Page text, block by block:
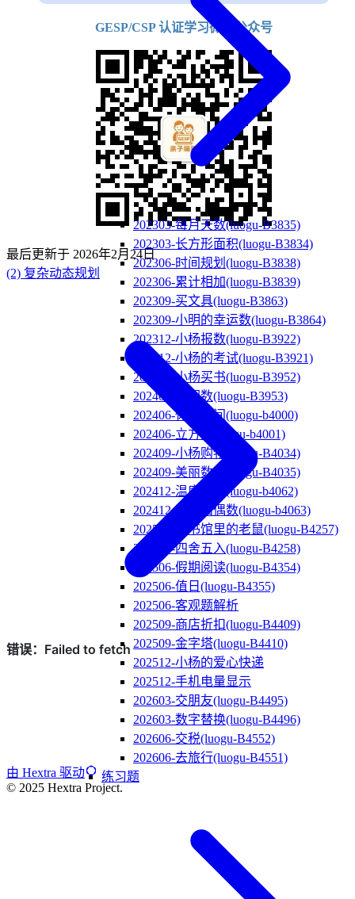
202303-每月天数(luogu-B3835)
202303-长方形面积(luogu-B3834)
202306-时间规划(luogu-B3838)
202306-累计相加(luogu-B3839)
202309-买文具(luogu-B3863)
202309-小明的幸运数(luogu-B3864)
202312-小杨报数(luogu-B3922)
202312-小杨的考试(luogu-B3921)
202403-小杨买书(luogu-B3952)
202403-找因数(luogu-B3953)
202406-休息时间(luogu-b4000)
202406-立方数(luogu-b4001)
202409-小杨购物(luogu-B4034)
202409-美丽数字(luogu-B4035)
202412-温度转换(luogu-b4062)
202412-奇数和偶数(luogu-b4063)
202503-图书馆里的老鼠(luogu-B4257)
202503-四舍五入(luogu-B4258)
202506-假期阅读(luogu-B4354)
202506-值日(luogu-B4355)
202506-客观题解析
202509-商店折扣(luogu-B4409)
202509-金字塔(luogu-B4410)
202512-小杨的爱心快递
202512-手机电量显示
202603-交朋友(luogu-B4495)
202603-数字替换(luogu-B4496)
202606-交税(luogu-B4552)
202606-去旅行(luogu-B4551)
练习题
GESP/CSP 认证学习微信公众号
最后更新于 2026年2月24日
(2) 复杂动态规划
由 Hextra 驱动
© 2025 Hextra Project.